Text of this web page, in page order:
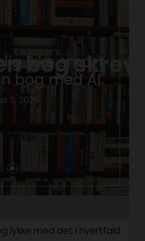
ikke smart
bog med AI
3, 2026
lykke med det i hvertfald